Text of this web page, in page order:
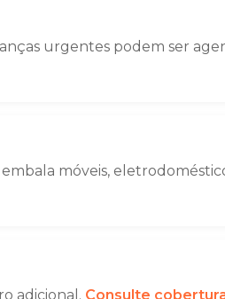
urgentes podem ser
móveis,
adicional. Consulte